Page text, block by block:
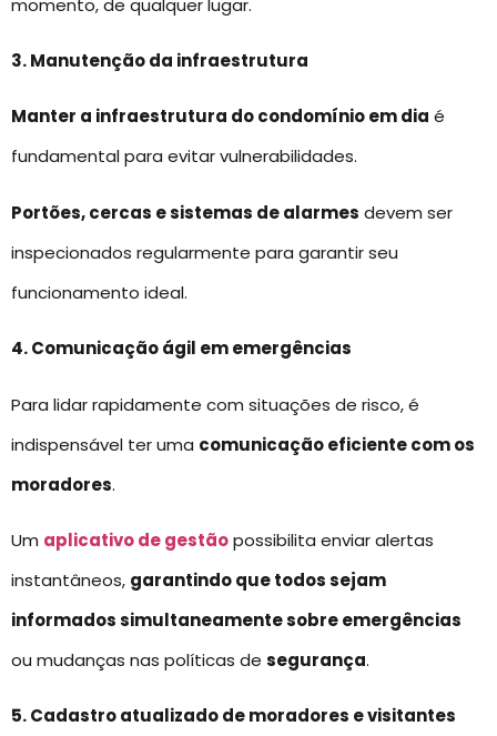
3. Manutenção da infraestrutura
Manter a infraestrutura do condomínio em dia é
fundamental para evitar vulnerabilidades.
Portões, cercas e sistemas de alarmes devem ser
inspecionados regularmente para garantir seu
funcionamento ideal.
4. Comunicação ágil em emergências
Para lidar rapidamente com situações de risco, é
indispensável ter uma comunicação eficiente com os
moradores.
Um aplicativo de gestãopossibilita enviar alertas
instantâneos, garantindo que todos sejam
informados simultaneamente sobre emergências
ou mudanças nas políticas de segurança.
5. Cadastro atualizado de moradores e visitantes